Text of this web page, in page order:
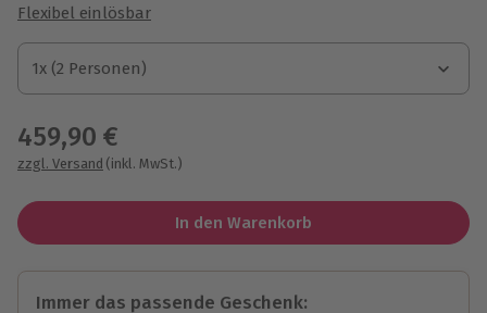
Flexibel einlösbar
1x (2 Personen)
1x (2 Personen)
1x (2 Personen)
459,90 €
zzgl. Versand (inkl. MwSt.)
In den Warenkorb
Immer das passende Geschenk: